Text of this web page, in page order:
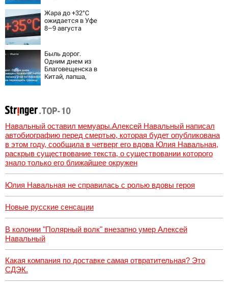
лодке: он
рассказал, что
его папа нырнул и
пропал
Жара до +32°C
ожидается в Уфе
8–9 августа
Быль дорог.
Одним днем из
Благовещенска в
Китай, лапша,
переходить
границу
Навальный оставил мемуары.Алексей Навальный написал
автобиографию перед смертью, которая будет опубликована
в этом году, сообщила в четверг его вдова Юлия Навальная,
раскрыв существование текста, о существовании которого
знало только его ближайшее окружен
Юлия Навальная не справилась с ролью вдовы героя
Новые русские сенсации
В колонии "Полярный волк" внезапно умер Алексей
Навальный
Какая компания по доставке самая отвратительная? Это
СДЭК.